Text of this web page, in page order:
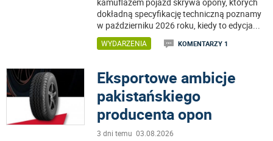
dokładną specyfikację techniczną poznamy
w październiku 2026 roku, kiedy to edycja...
WYDARZENIA KOMENTARZY 1
Eksportowe ambicje
pakistańskiego
producenta opon
3 dni temu 03.08.2026